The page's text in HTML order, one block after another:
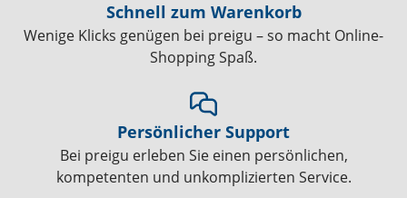
Schnell zum Warenkorb
Wenige Klicks genügen bei preigu – so macht Online-
Shopping Spaß.
Persönlicher Support
Bei preigu erleben Sie einen persönlichen,
kompetenten und unkomplizierten Service.